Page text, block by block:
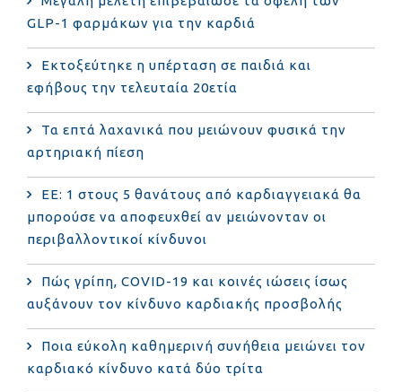
GLP-1 φαρμάκων για την καρδιά
Εκτοξεύτηκε η υπέρταση σε παιδιά και
εφήβους την τελευταία 20ετία
Τα επτά λαχανικά που μειώνουν φυσικά την
αρτηριακή πίεση
ΕΕ: 1 στους 5 θανάτους από καρδιαγγειακά θα
μπορούσε να αποφευχθεί αν μειώνονταν οι
περιβαλλοντικοί κίνδυνοι
Πώς γρίπη, COVID-19 και κοινές ιώσεις ίσως
αυξάνουν τον κίνδυνο καρδιακής προσβολής
Ποια εύκολη καθημερινή συνήθεια μειώνει τον
καρδιακό κίνδυνο κατά δύο τρίτα